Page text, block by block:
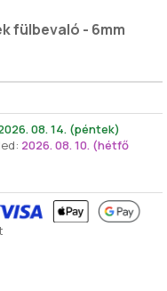
fülbevaló - 6mm
08. 14. (péntek)
2026. 08. 10. (hétfő